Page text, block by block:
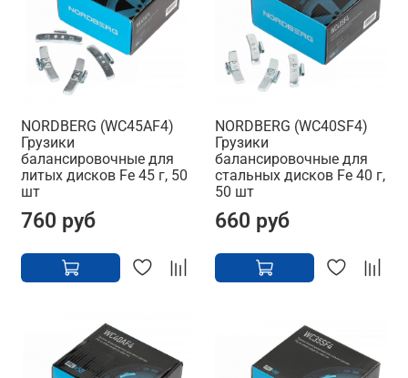
NORDBERG (WC45AF4)
Грузики
балансировочные для
литых дисков Fe 45 г, 50
шт
760 руб
NORDBERG (WC40SF4)
Грузики
балансировочные для
стальных дисков Fe 40 г,
50 шт
660 руб